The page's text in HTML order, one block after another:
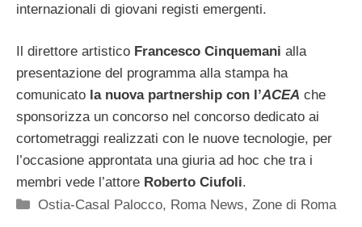
internazionali di giovani registi emergenti.
Il direttore artistico Francesco Cinquemani alla
presentazione del programma alla stampa ha
comunicato la nuova partnership con l’ACEA che
sponsorizza un concorso nel concorso dedicato ai
cortometraggi realizzati con le nuove tecnologie, per
l’occasione approntata una giuria ad hoc che tra i
membri vede l’attore Roberto Ciufoli.
Categorie
Ostia-Casal Palocco, Roma News,Zone di Roma